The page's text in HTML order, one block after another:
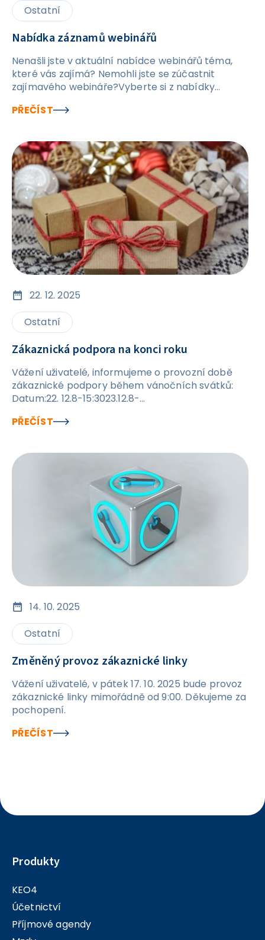
Ostatní
Nabídka záznamů webinářů
Nenašli jste v aktuální nabídce webinářů téma,
které vás zajímá? Nemohli jste se zúčastnit
zajímavého webináře?Vyberte si z nabídky
záznamů webinářů, které již proběhly.Podívejte se
PŘEČÍST
22. 12. 2025
Ostatní
Zákaznická podpora na konci roku
Vážení uživatelé, informujeme o provozní době
zákaznické podpory během vánočních svátků:
Datum:22. 12.8-15:3023.12.8-
15:3030. 12.&nbsp;8-15:3031. 12.volno1.
PŘEČÍST
14. 10. 2025
Ostatní
Změněný provoz zákaznické linky
Vážení uživatelé, v pátek 17. 10. 2025 bude provoz
zákaznické linky mimořádně od 9:00. Děkujeme za
pochopení.
PŘEČÍST
Produkty
KEO4
Účetnictví
Příjmové agendy